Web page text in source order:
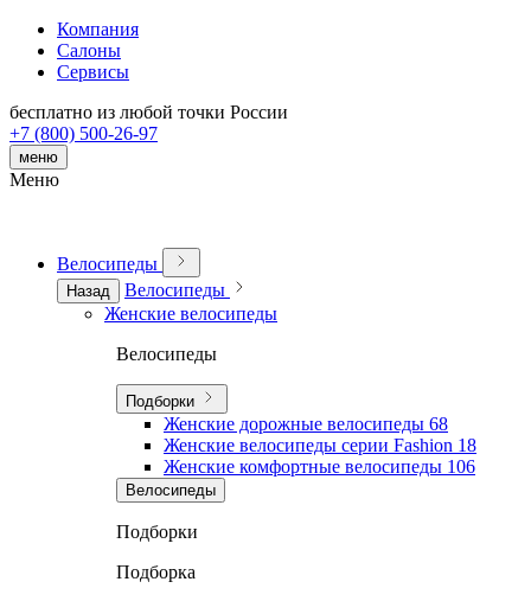
Компания
Салоны
Сервисы
бесплатно из любой точки России
+7 (800) 500-26-97
меню
Меню
Велосипеды
Назад
Велосипеды
Женские велосипеды
Велосипеды
Подборки
Женские дорожные велосипеды 68
Женские велосипеды серии Fashion 18
Женские комфортные велосипеды 106
Велосипеды
Подборки
Подборка